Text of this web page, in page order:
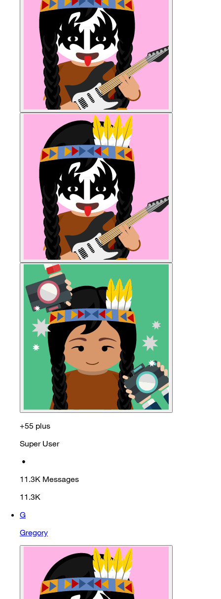
+55 plus
Super User
•
11.3K Messages
11.3K
G
Gregory